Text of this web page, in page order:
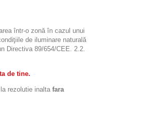
într-o zonă în cazul unui
de iluminare naturală
Directiva 89/654/CEE. 2.2.
de tine.
rezolutie inalta fara